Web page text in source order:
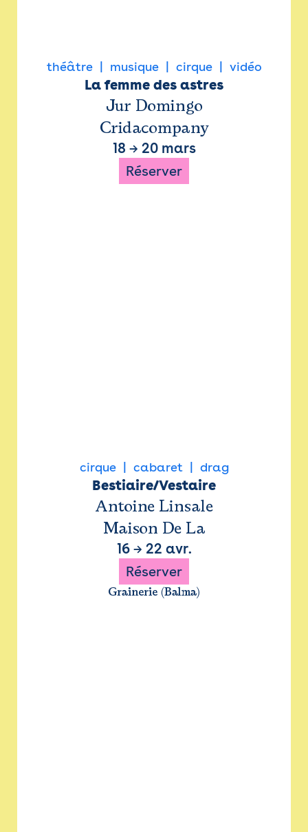
théâtre musique cirque vidéo
La femme des astres
Jur Domingo
Cridacompany
18 → 20 mars
Réserver
cirque cabaret drag
Bestiaire/Vestaire
Antoine Linsale
Maison De La
16→ 22 avr.
Réserver
Grainerie (Balma)